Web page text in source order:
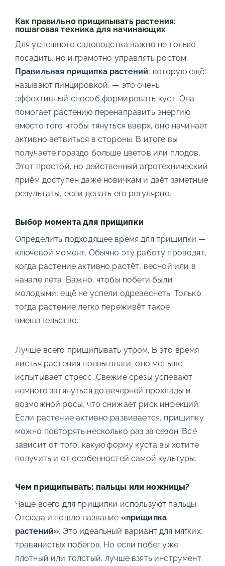
Как правильно прищипывать растения:
пошаговая техника для начинающих
Для успешного садоводства важно не только
посадить, но и грамотно управлять ростом.
Правильная прищипка растений, которую ещё
называют пинцировкой, — это очень
эффективный способ формировать куст. Она
помогает растению перенаправить энергию:
вместо того чтобы тянуться вверх, оно начинает
активно ветвиться в стороны. В итоге вы
получаете гораздо больше цветов или плодов.
Этот простой, но действенный агротехнический
приём доступен даже новичкам и даёт заметные
результаты, если делать его регулярно.
Выбор момента для прищипки
Определить подходящее время для прищипки —
ключевой момент. Обычно эту работу проводят,
когда растение активно растёт, весной или в
начале лета. Важно, чтобы побеги были
молодыми, ещё не успели одревеснеть. Только
тогда растение легко переживёт такое
вмешательство.
Лучше всего прищипывать утром. В это время
листья растения полны влаги, оно меньше
испытывает стресс. Свежие срезы успевают
немного затянуться до вечерней прохлады и
возможной росы, что снижает риск инфекций.
Если растение активно развивается, прищипку
можно повторять несколько раз за сезон. Всё
зависит от того, какую форму куста вы хотите
получить и от особенностей самой культуры.
Чем прищипывать: пальцы или ножницы?
Чаще всего для прищипки используют пальцы.
Отсюда и пошло название «прищипка
растений». Это идеальный вариант для мягких,
травянистых побегов. Но если побег уже
плотный или толстый, лучше взять инструмент.